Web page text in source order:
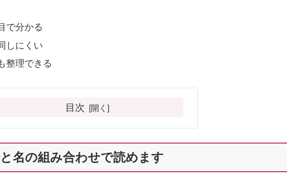
で分かる
しにくい
整理できる
目次
名の組み合わせで読めます